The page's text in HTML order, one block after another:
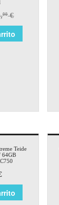
00€
Teide
64GB